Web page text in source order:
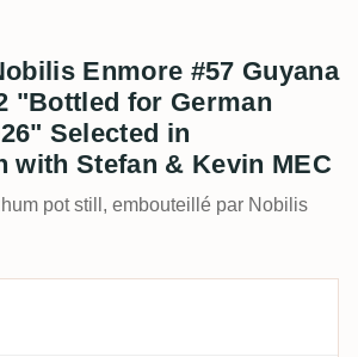
Enmore #57 Guyana
"Bottled for German
Selected in
with Stefan & Kevin MEC
pot still, embouteillé par Nobilis